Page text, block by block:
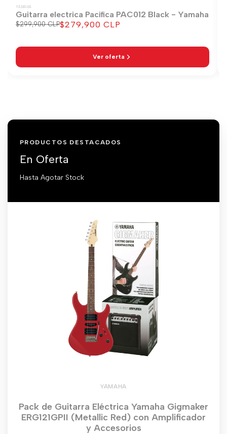
YAMAHA
Guitarra electrica Pacifica PAC012 Black - Yamaha
Precio
$299,900 CLPPrecio
$279,900 CLP
Ver oferta
PRODUCTOS DESTACADOS
En Oferta
Hasta Agotar Stock
YAMAHA
Pack de Guitarra Eléctrica Yamaha Gigmaker
ERG121GPII (Metallic Red) con Amplificador
y Accesorios